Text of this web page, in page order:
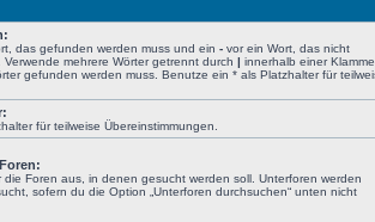
das gefunden werden muss und ein - vor ein Wort, das nicht
mehrere Wörter getrennt durch | innerhalb einer
gefunden werden muss. Benutze ein * als Platzhalter für
für teilweise Übereinstimmungen.
die Foren aus, in denen gesucht werden soll. Unterforen werden
sofern du die Option „Unterforen durchsuchen“ unten nicht